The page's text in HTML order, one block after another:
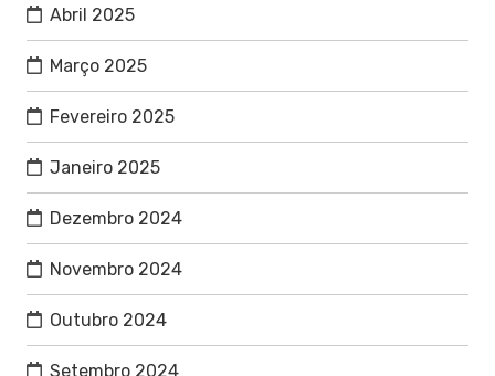
Abril 2025
Março 2025
Fevereiro 2025
Janeiro 2025
Dezembro 2024
Novembro 2024
Outubro 2024
Setembro 2024